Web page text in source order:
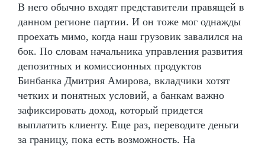
В него обычно входят представители правящей в
данном регионе партии. И он тоже мог однажды
проехать мимо, когда наш грузовик завалился на
бок. По словам начальника управления развития
депозитных и комиссионных продуктов
Бинбанка Дмитрия Амирова, вкладчики хотят
четких и понятных условий, а банкам важно
зафиксировать доход, который придется
выплатить клиенту. Еще раз, переводите деньги
за границу, пока есть возможность. На